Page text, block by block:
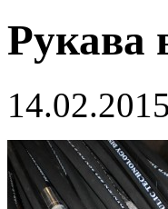
Рукава
14.02.2015